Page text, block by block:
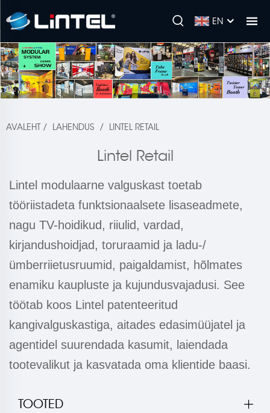
EN
AVALEHT/ LAHENDUS / LINTEL RETAIL
Lintel Retail
Lintel modulaarne valguskast toetab
tööriistadeta funktsionaalsete lisaseadmete,
nagu TV-hoidikud, riiulid, vardad,
kirjandushoidjad, toruraamid ja ladu-/
ümberriietusruumid, paigaldamist, hõlmates
enamiku kaupluste ja kujundusvajadusi. See
töötab koos Lintel patenteeritud
kangivalguskastiga, aitades edasimüüjatel ja
agentidel suurendada kasumit, laiendada
tootevalikut ja kasvatada oma klientide baasi.
TOOTED